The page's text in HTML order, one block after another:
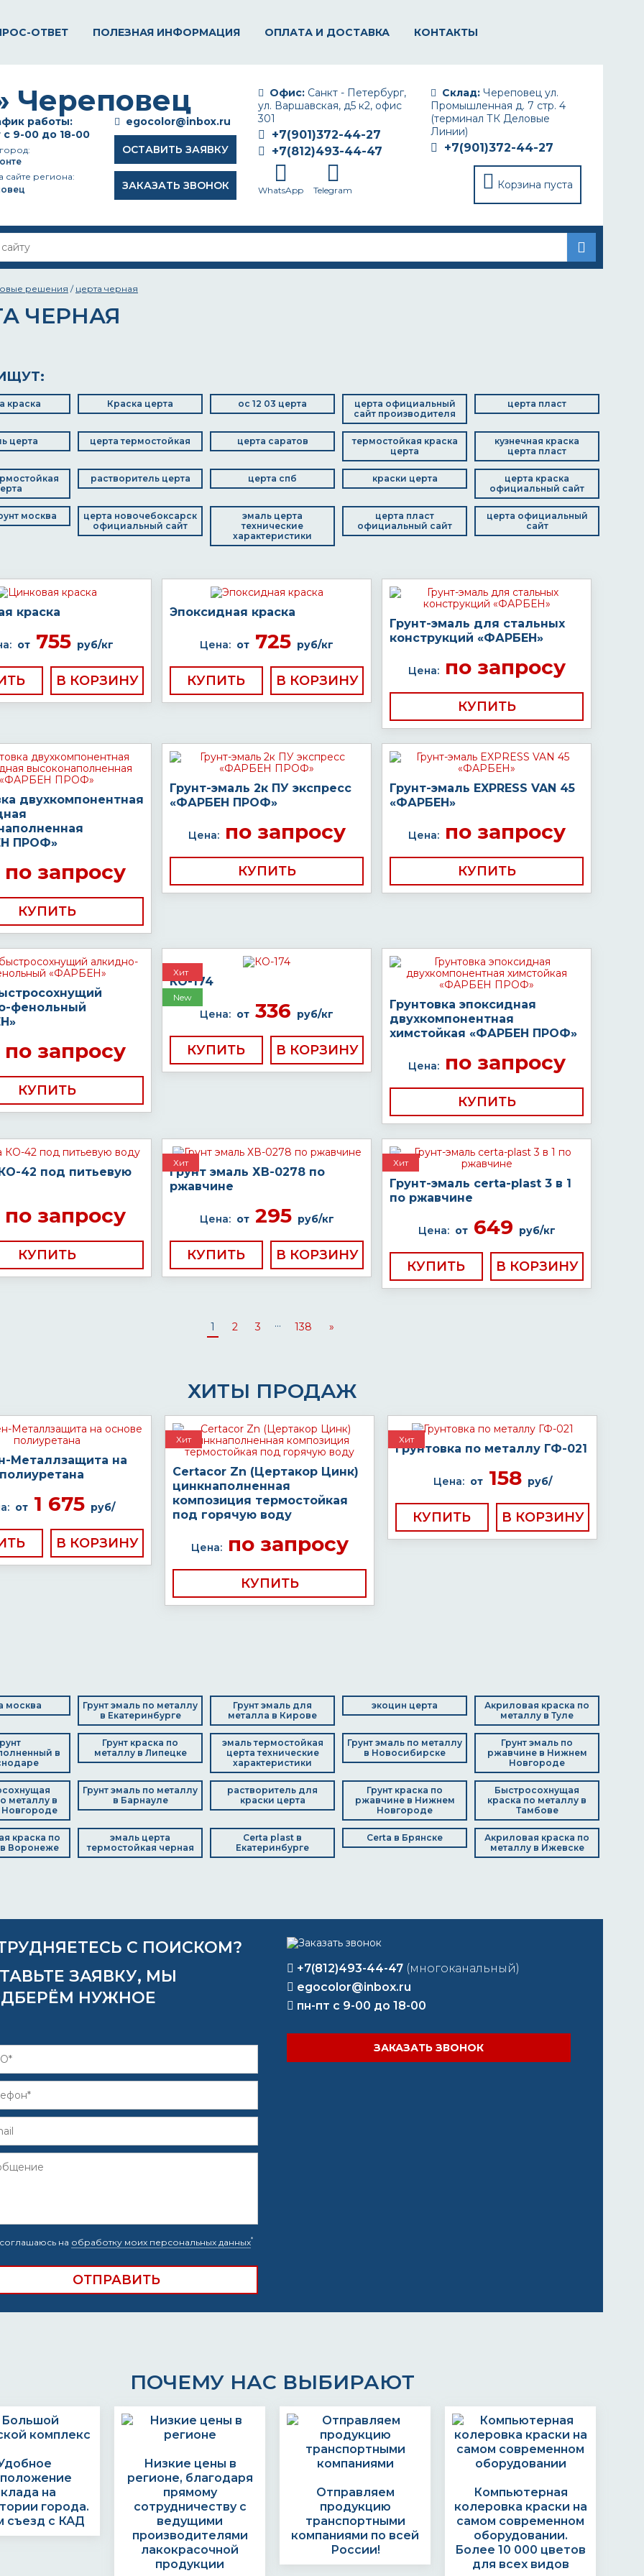
ОТВЕТ ПОЛЕЗНАЯ ИНФОРМАЦИЯ ОПЛАТА И ДОСТАВКА КОНТАКТЫ
Склад: Череповец ул.
Промышленная д. 7 стр. 4
(терминал ТК Деловые
Линии)
+7(901)372-44-27
Корзина пуста
Офис: Санкт - Петербург,
ул. Варшавская, д5 к2, офис
301
+7(901)372-44-27
+7(812)493-44-47
WhatsApp Telegram
egocolor@inbox.ru
ОСТАВИТЬ ЗАЯВКУ
ЗАКАЗАТЬ ЗВОНОК
работы:
с 9-00 до 18-00
сайте региона:
решения / церта черная
ЧЕРНАЯ
краска Краска церта ос 12 03 церта
церта официальный
сайт производителя
церта пласт
церта церта термостойкая церта саратов
термостойкая краска
церта
кузнечная краска
церта пласт
растворитель церта церта спб краски церта
церта краска
официальный сайт
москва
церта новочебоксарск
официальный сайт
эмаль церта
технические
характеристики
церта пласт
официальный сайт
церта официальный
сайт
краска
от755 руб/кг
Эпоксидная краска
Цена: от 725 руб/кг
КУПИТЬ
Грунт-эмаль для стальных
конструкций «ФАРБЕН»
Цена:по запросу
КУПИТЬ
двухкомпонентная
ПРОФ»
запросу
КУПИТЬ
Грунт-эмаль 2к ПУ экспресс
«ФАРБЕН ПРОФ»
Цена:по запросу
КУПИТЬ
Грунт-эмаль EXPRESS VAN 45
«ФАРБЕН»
Цена:по запросу
КУПИТЬ
фенольный
запросу
КУПИТЬ
Хит
New
КО-174
Цена: от 336 руб/кг
КУПИТЬ
Грунтовка эпоксидная
двухкомпонентная
химстойкая «ФАРБЕН ПРОФ»
Цена:по запросу
КУПИТЬ
42 под питьевую
запросу
КУПИТЬ
Хит
Грунт эмаль ХВ-0278 по
ржавчине
Цена: от295 руб/кг
КУПИТЬ
Хит
Грунт-эмаль certa-plast 3 в 1
по ржавчине
Цена: от649 руб/кг
КУПИТЬ
1 2 3 ... 138 »
ХИТЫ ПРОДАЖ
Металлзащита на
от 1 675 руб/
Хит
Certacor Zn (Цертакор Цинк)
цинкнаполненная
композиция термостойкая
под горячую воду
Цена:по запросу
КУПИТЬ
Хит
Грунтовка по металлу ГФ-021
Цена: от158 руб/
КУПИТЬ
москва
Грунт эмаль по металлу
в Екатеринбурге
Грунт эмаль для
металла в Кирове
экоцин церта
Акриловая краска по
металлу в Туле
в
Грунт краска по
металлу в Липецке
эмаль термостойкая
церта технические
характеристики
Грунт эмаль по металлу
в Новосибирске
Грунт эмаль по
ржавчине в Нижнем
Новгороде
металлу в
Грунт эмаль по металлу
в Барнауле
растворитель для
краски церта
Грунт краска по
ржавчине в Нижнем
Новгороде
Быстросохнущая
краска по металлу в
Тамбове
краска по
Воронеже
эмаль церта
термостойкая черная
Certa plast в
Екатеринбурге
Certa в Брянске
Акриловая краска по
металлу в Ижевске
С ПОИСКОМ?
ЗАЯВКУ, МЫ
НУЖНОЕ
на обработку моих персональных данных*
+7(812)493-44-47 (многоканальный)
egocolor@inbox.ru
пн-пт с 9-00 до 18-00
ЗАКАЗАТЬ ЗВОНОК
ПОЧЕМУ НАС ВЫБИРАЮТ
на
города.
съезд с КАД
Низкие цены в
регионе, благодаря
прямому
сотрудничеству с
ведущими
производителями
лакокрасочной
продукции
Отправляем
продукцию
транспортными
компаниями по всей
России!
Компьютерная
колеровка краски на
самом современном
оборудовании.
Более 10 000 цветов
для всех видов